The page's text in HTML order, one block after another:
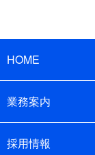
HOME
業務案内
採用情報